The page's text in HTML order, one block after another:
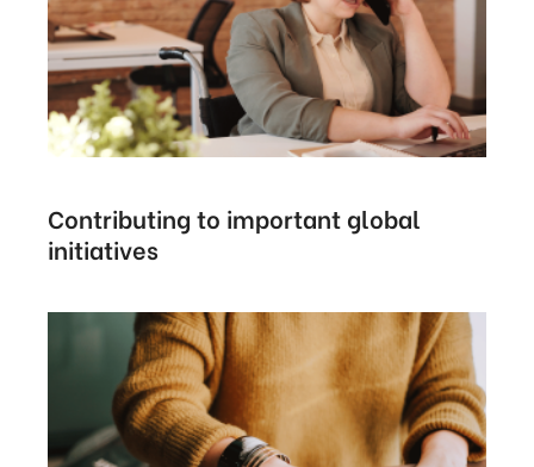
Contributing to important global
initiatives